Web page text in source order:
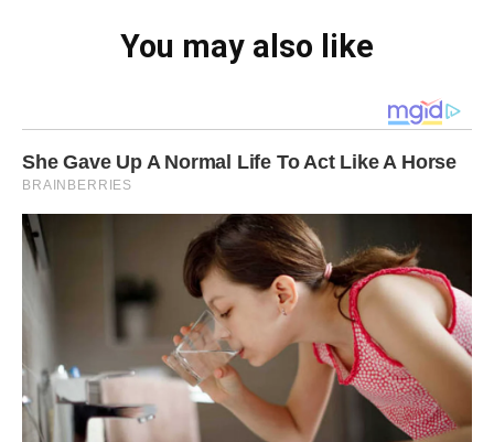
You may also like